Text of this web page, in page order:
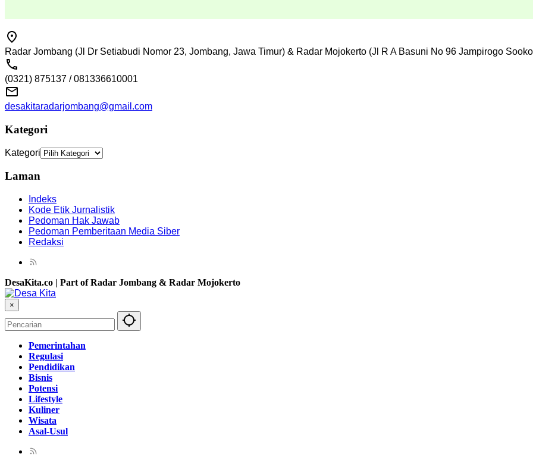
Radar Jombang (Jl Dr Setiabudi Nomor 23, Jombang, Jawa Timur) & Radar Mojokerto (Jl R A Basuni No 96 Jampirogo
(0321) 875137 / 081336610001
desakitaradarjombang@gmail.com
Kategori
Kategori
Laman
Indeks
Kode Etik Jurnalistik
Pedoman Hak Jawab
Pedoman Pemberitaan Media Siber
Redaksi
DesaKita.co | Part of Radar Jombang & Radar Mojokerto
×
Pemerintahan
Regulasi
Pendidikan
Bisnis
Potensi
Lifestyle
Kuliner
Wisata
Asal-Usul